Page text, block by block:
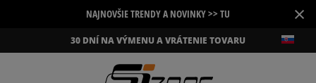
NAJNOVŠIE TRENDY A NOVINKY >> TU ×
30 DNÍ NA VÝMENU A VRÁTENIE TOVARU